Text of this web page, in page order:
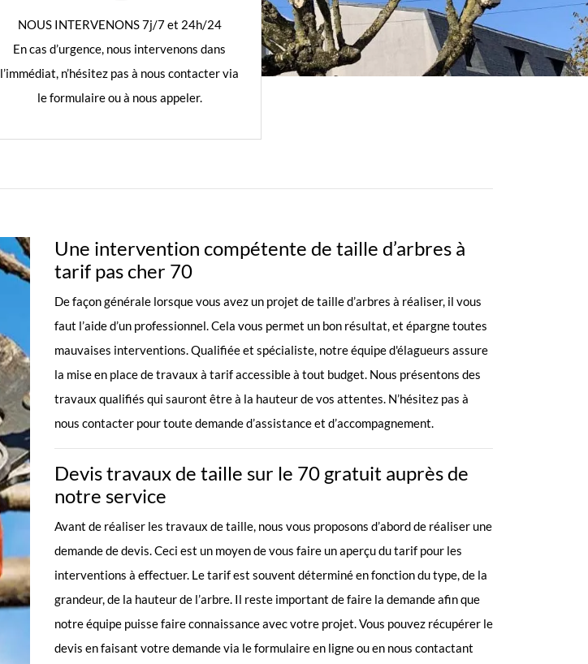
NOUS INTERVENONS 7j/7 et 24h/24
En cas d’urgence, nous intervenons dans
l’immédiat, n’hésitez pas à nous contacter via
le formulaire ou à nous appeler.
Une intervention compétente de taille d’arbres à
tarif pas cher 70
De façon générale lorsque vous avez un projet de taille d’arbres à réaliser, il vous
faut l’aide d’un professionnel. Cela vous permet un bon résultat, et épargne toutes
mauvaises interventions. Qualifiée et spécialiste, notre équipe d'élagueurs assure
la mise en place de travaux à tarif accessible à tout budget. Nous présentons des
travaux qualifiés qui sauront être à la hauteur de vos attentes. N’hésitez pas à
nous contacter pour toute demande d’assistance et d’accompagnement.
Devis travaux de taille sur le 70 gratuit auprès de
notre service
Avant de réaliser les travaux de taille, nous vous proposons d’abord de réaliser une
demande de devis. Ceci est un moyen de vous faire un aperçu du tarif pour les
interventions à effectuer. Le tarif est souvent déterminé en fonction du type, de la
grandeur, de la hauteur de l’arbre. Il reste important de faire la demande afin que
notre équipe puisse faire connaissance avec votre projet. Vous pouvez récupérer le
devis en faisant votre demande via le formulaire en ligne ou en nous contactant